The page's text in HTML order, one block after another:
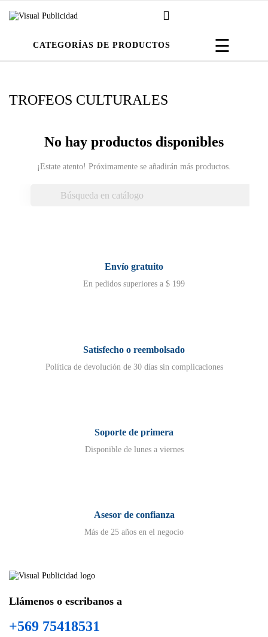
CATEGORÍAS DE PRODUCTOS ☰
TROFEOS CULTURALES
No hay productos disponibles
¡Estate atento! Próximamente se añadirán más productos.
Envío gratuito
En pedidos superiores a $ 199
Satisfecho o reembolsado
Política de devolución de 30 días sin complicaciones
Soporte de primera
Disponible de lunes a viernes
Asesor de confianza
Más de 25 años en el negocio
Llámenos o escribanos a
+569 75418531